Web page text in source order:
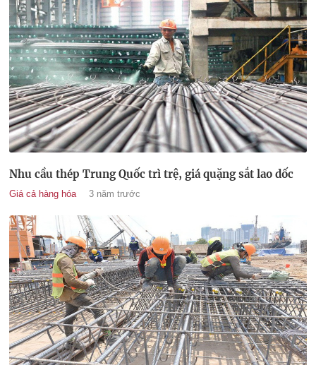
Nhu cầu thép Trung Quốc trì trệ, giá quặng sắt lao dốc
Giá cả hàng hóa 3 năm trước